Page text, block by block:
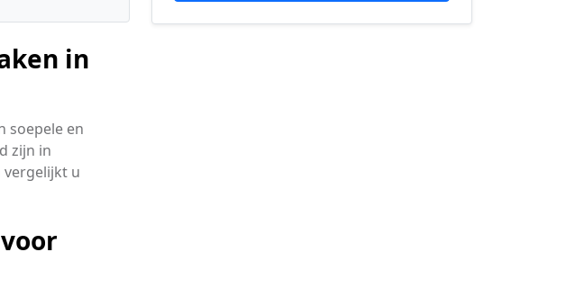
in
soepele en
zijn in
vergelijkt u